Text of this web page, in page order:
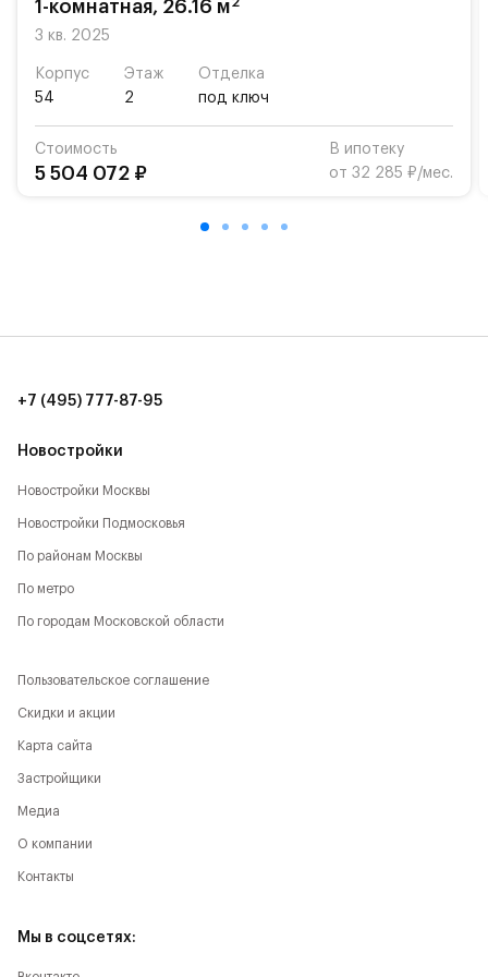
Для автомобилистов — закрытые озеленённые
Территория квартала приватная, въезд
осуществляется по пропускам.#yan19-2r1520919#
1-комнатная, 26.16 м
3 кв. 2025
Корпус
54
Этаж
2
Отделка
под ключ
Стоимость
5 504 072 ₽
В ипотеку
от 32 285 ₽/мес.
Новостройки
Новостройки Москвы
Новостройки Подмосковья
По районам Москвы
По метро
По городам Московской области
+7 (495) 777-87-95
Пользовательское соглашение
Скидки и акции
Карта сайта
Застройщики
Медиа
О компании
Контакты
Мы в соцсетях: